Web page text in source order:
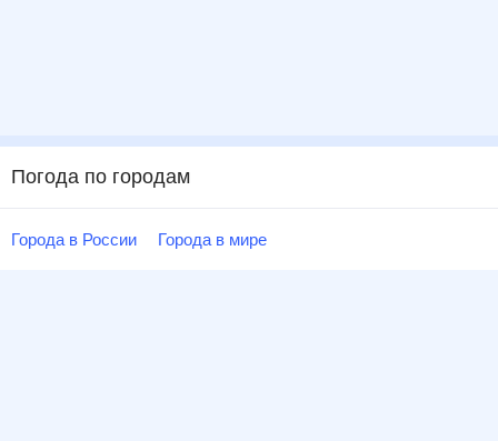
Погода по городам
Города в России Города в мире